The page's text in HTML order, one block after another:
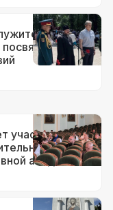
посвященном
участие в
академии